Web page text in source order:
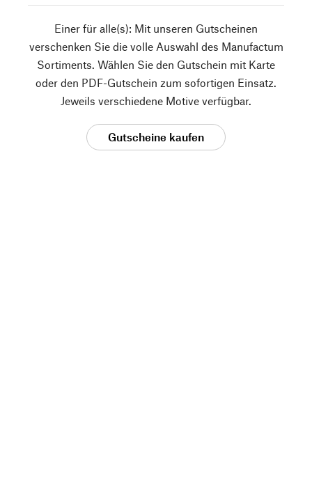
Einer für alle(s): Mit unseren Gutscheinen
verschenken Sie die volle Auswahl des Manufactum
Sortiments. Wählen Sie den Gutschein mit Karte
oder den PDF-Gutschein zum sofortigen Einsatz.
Jeweils verschiedene Motive verfügbar.
Gutscheine kaufen